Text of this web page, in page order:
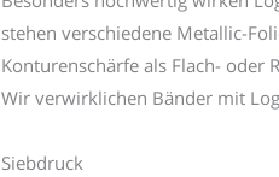
stehen verschiedene Metallic-
Konturenschärfe als Flach- oder
Wir verwirklichen Bänder mit
Siebdruck